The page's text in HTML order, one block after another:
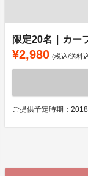
限定20名｜カー
¥2,980 (税込/送料
ご提供予定時期：